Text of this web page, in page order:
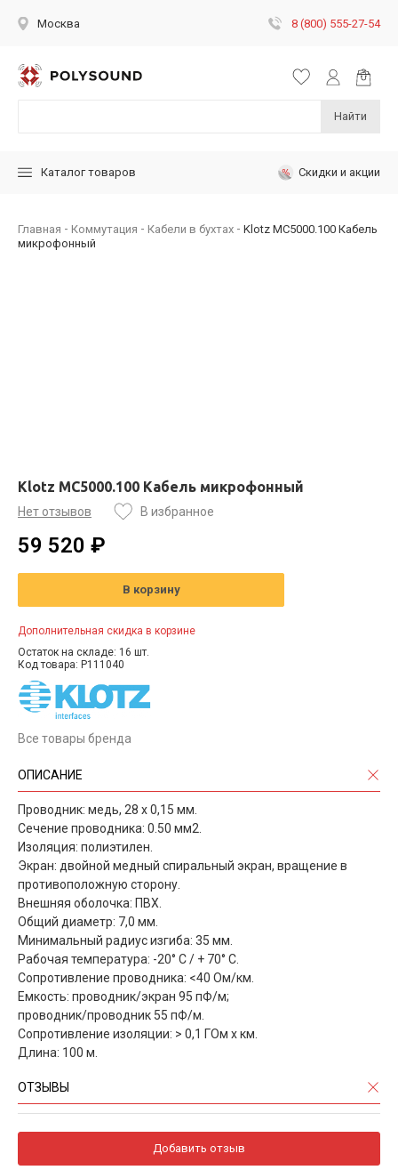
Москва 8 (800) 555-27-54
Найти
Каталог товаров Скидки и акции
Главная Коммутация Кабели в бухтах
Klotz MC5000.100 Кабель
микрофонный
Klotz MC5000.100 Кабель микрофонный
Нет отзывов В избранное
59 520 ₽
В корзину
Дополнительная скидка в корзине
Остаток на складе: 16 шт.
Код товара: P111040
Все товары бренда
ОПИСАНИЕ
Проводник: медь, 28 x 0,15 мм.
Сечение проводника: 0.50 мм2.
Изоляция: полиэтилен.
Экран: двойной медный спиральный экран, вращение в
противоположную сторону.
Внешняя оболочка: ПВХ.
Общий диаметр: 7,0 мм.
Минимальный радиус изгиба: 35 мм.
Рабочая температура: -20° C / + 70° C.
Сопротивление проводника: <40 Ом/км.
Емкость: проводник/экран 95 пФ/м;
проводник/проводник 55 пФ/м.
Сопротивление изоляции: > 0,1 ГОм x км.
Длина: 100 м.
ОТЗЫВЫ
Добавить отзыв